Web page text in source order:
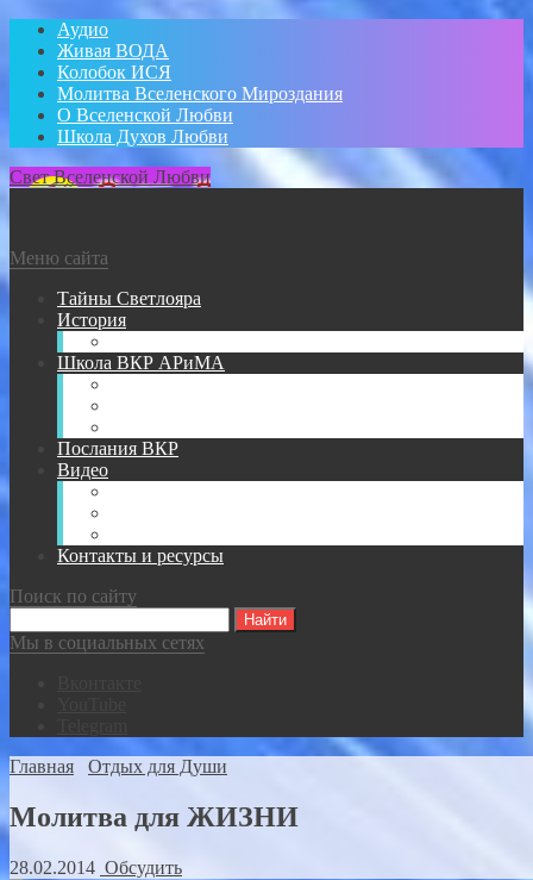
Аудио
Живая ВОДА
Колобок ИСЯ
Молитва Вселенского Мироздания
О Вселенской Любви
Школа Духов Любви
Свет Вселенской Любви
Меню сайта
Тайны Светлояра
История
Школа ВКР АРиМА
Послания ВКР
Видео
Контакты и ресурсы
Поиск по сайту
Мы в социальных сетях
Главная
Отдых для Души
Молитва для ЖИЗНИ
28.02.2014 Обсудить